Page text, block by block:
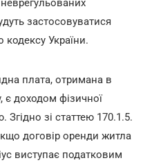
застосовуватися
України.
плата, отримана в
є доходом фізичної
Згідно зі статтею 170.1.5.
договір оренди житла
виступає податковим